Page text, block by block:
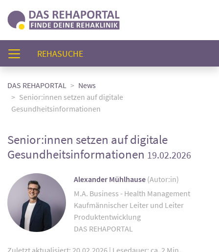
REHASUCHE(AKTUELL)
DAS REHAPORTAL
News
Senior:innen setzen auf digitale
Gesundheitsinformationen
Senior:innen setzen auf digitale
Gesundheitsinformationen 19.02.2026
Alexander Mühlhause (Autor:in)
M.A. Business - Health Management
Kaufmännischer Leiter und Leiter
Produktentwicklung
DAS REHAPORTAL
Zuletzt aktualisiert: 20.02.2026 | Lesedauer: ca. 2 Min.